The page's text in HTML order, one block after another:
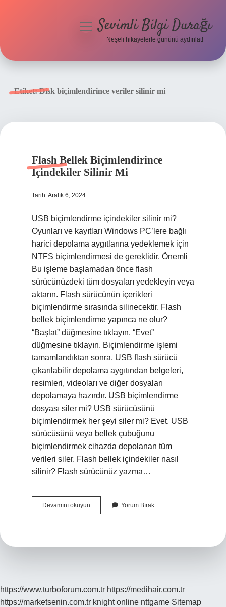
menüyüSevimli Bilgi Durağı
Neşeli hikayelerle gününü aydınlat!
Etiket:Disk biçimlendirince veriler silinir mi
Flash Bellek Biçimlendirince
Içindekiler Silinir Mi
Tarih: Aralık 6, 2024
USB biçimlendirme içindekiler silinir mi?
Oyunları ve kayıtları Windows PC’lere bağlı
harici depolama aygıtlarına yedeklemek için
NTFS biçimlendirmesi de gereklidir. Önemli
Bu işleme başlamadan önce flash
sürücünüzdeki tüm dosyaları yedekleyin veya
aktarın. Flash sürücünün içerikleri
biçimlendirme sırasında silinecektir. Flash
bellek biçimlendirme yapınca ne olur?
“Başlat” düğmesine tıklayın. “Evet”
düğmesine tıklayın. Biçimlendirme işlemi
tamamlandıktan sonra, USB flash sürücü
çıkarılabilir depolama aygıtından belgeleri,
resimleri, videoları ve diğer dosyaları
depolamaya hazırdır. USB biçimlendirme
dosyası siler mi? USB sürücüsünü
biçimlendirmek her şeyi siler mi? Evet. USB
sürücüsünü veya bellek çubuğunu
biçimlendirmek cihazda depolanan tüm
verileri siler. Flash bellek içindekiler nasıl
silinir? Flash sürücünüz yazma…
Devamını okuyun
Bellek
Yorum Bırak
https://www.turboforum.com.tr https://medihair.com.tr
https://marketsenin.com.tr knight online nttgame Sitemap